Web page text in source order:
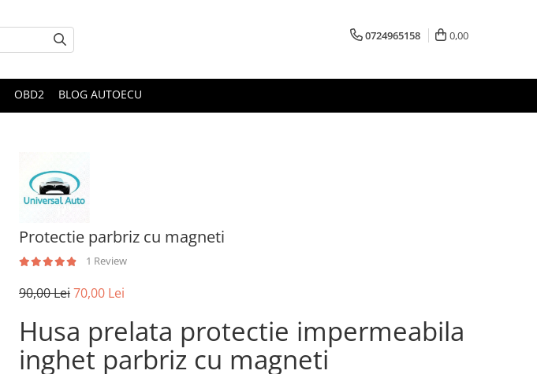
0724965158 0,00
OBD2 BLOG AUTOECU
Protectie parbriz cu magneti
1 Review
90,00 Lei70,00 Lei
Husa prelata protectie impermeabila
inghet parbriz cu magneti